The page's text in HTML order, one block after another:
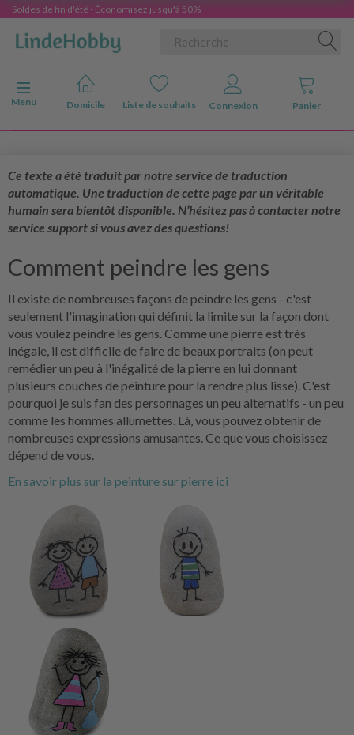
Soldes de fin d'été - Économisez jusqu'à 50%
Basculer la navigation
Menu
Domicile Liste de souhaits Connexion Panier
Ce texte a été traduit par notre service de traduction
automatique. Une traduction de cette page par un véritable
humain sera bientôt disponible. N’hésitez pas à contacter notre
service support si vous avez des questions!
Comment peindre les gens
Il existe de nombreuses façons de peindre les gens - c'est
seulement l'imagination qui définit la limite sur la façon dont
vous voulez peindre les gens. Comme une pierre est très
inégale, il est difficile de faire de beaux portraits (on peut
remédier un peu à l'inégalité de la pierre en lui donnant
plusieurs couches de peinture pour la rendre plus lisse). C'est
pourquoi je suis fan des personnages un peu alternatifs - un peu
comme les hommes allumettes. Là, vous pouvez obtenir de
nombreuses expressions amusantes. Ce que vous choisissez
dépend de vous.
En savoir plus sur la peinture sur pierre ici